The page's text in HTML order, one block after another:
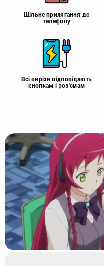
Щільне прилягання до
телефону
Всі вирізи відповідають
кнопкам і роз'ємам